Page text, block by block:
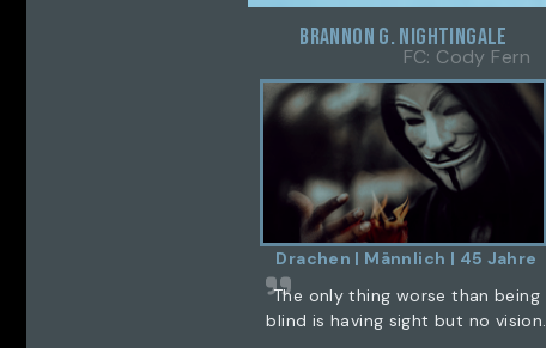
Brannon G. Nightingale
FC: Cody Fern
Drachen | Männlich | 45 Jahre
The only thing worse than being
blind is having sight but no vision.